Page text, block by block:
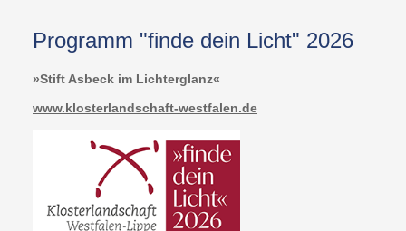
Programm "finde dein Licht" 2026
»Stift Asbeck im Lichterglanz«
www.klosterlandschaft-westfalen.de